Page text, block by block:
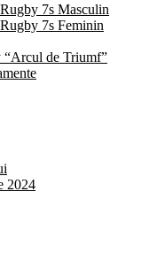
7s Masculin
7s Feminin
“Arcul de Triumf”
2024